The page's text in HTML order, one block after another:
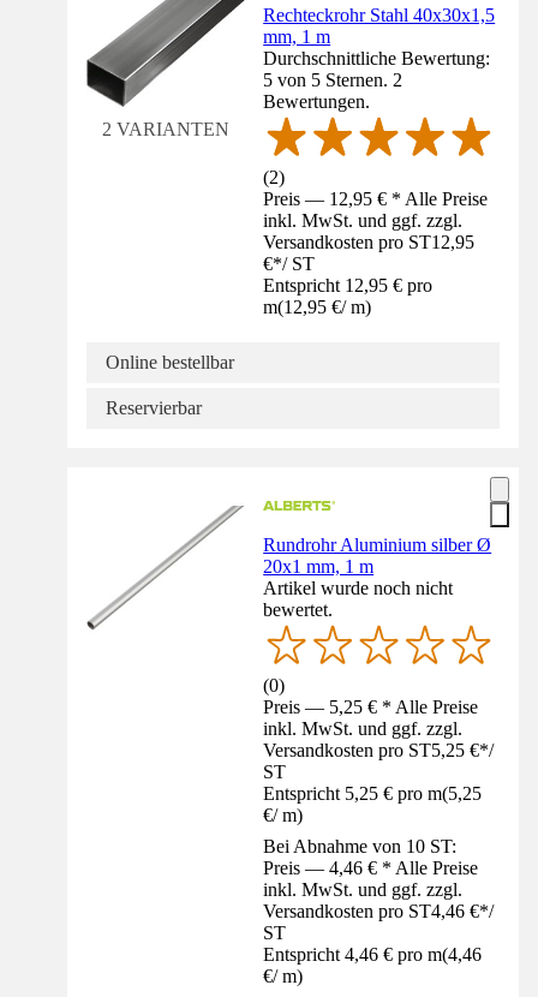
2 VARIANTEN
Rechteckrohr Stahl 40x30x1,5
mm, 1 m
Durchschnittliche Bewertung:
5 von 5 Sternen. 2
Bewertungen.
(2)
Preis — 12,95 € * Alle Preise
inkl. MwSt. und ggf. zzgl.
Versandkosten pro ST12,95
€*/ ST
Entspricht 12,95 € pro
m(12,95 €/ m)
Online bestellbar
Reservierbar
Rundrohr Aluminium silber Ø
20x1 mm, 1 m
Artikel wurde noch nicht
bewertet.
(0)
Preis — 5,25 € * Alle Preise
inkl. MwSt. und ggf. zzgl.
Versandkosten pro ST5,25 €*/
ST
Entspricht 5,25 € pro m(5,25
€/ m)
Bei Abnahme von 10 ST:
Preis — 4,46 € * Alle Preise
inkl. MwSt. und ggf. zzgl.
Versandkosten pro ST4,46 €*/
ST
Entspricht 4,46 € pro m(4,46
€/ m)